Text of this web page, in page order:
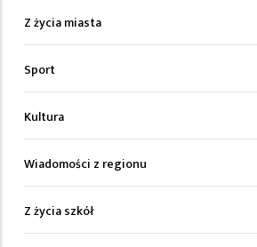
Z życia miasta
Sport
Kultura
Wiadomości z regionu
Z życia szkół